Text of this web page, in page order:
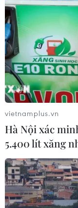
Theo Hội đồng xét
mưu, người chỉ
tượng liên quan
suốt toàn bộ đại
vietnamplus.vn
Hà Nội xác
5.400 lít xăng